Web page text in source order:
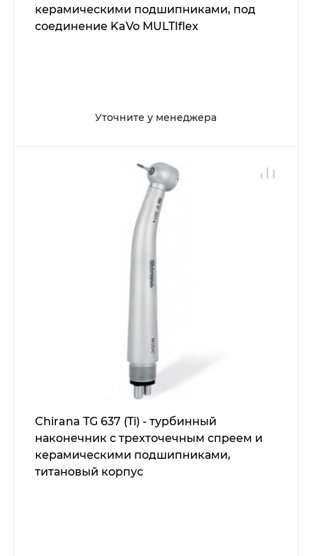
керамическими подшипниками, под
соединение KaVo MULTIflex
Уточните у менеджера
Chirana TG 637 (Ti) - турбинный
наконечник с трехточечным спреем и
керамическими подшипниками,
титановый корпус